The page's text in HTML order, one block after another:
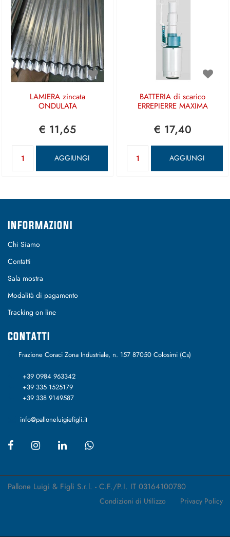
LAMIERA zincata
ONDULATA
€ 11,65
AGGIUNGI
BATTERIA di scarico
ERREPIERRE MAXIMA
€ 17,40
AGGIUNGI
INFORMAZIONI
Chi Siamo
Contatti
Sala mostra
Modalità di pagamento
Tracking on line
CONTATTI
Frazione Coraci Zona Industriale, n. 157 87050 Colosimi (Cs)
+39 0984 963342
+39 335 1525179
+39 338 9149587
info@palloneluigiefigli.it
Pallone Luigi & Figli S.r.l. - C.F./P.I. IT 03164100780
Condizioni di Utilizzo Privacy Policy